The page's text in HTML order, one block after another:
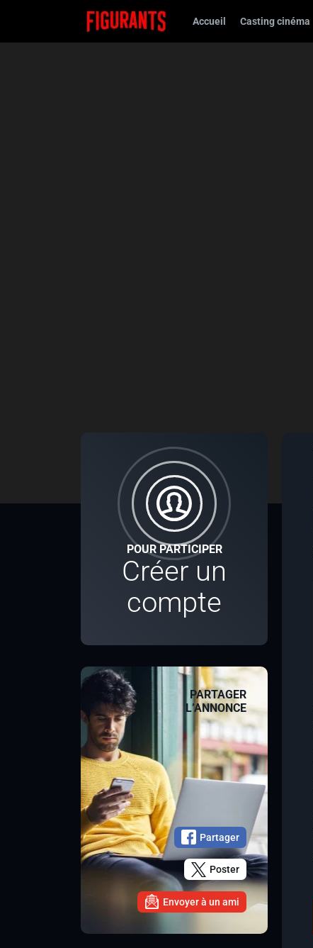
Accueil Casting cinéma
POUR PARTICIPER
Créer un
compte
PARTAGER
L’ANNONCE
Partager
Poster
Envoyer à un ami